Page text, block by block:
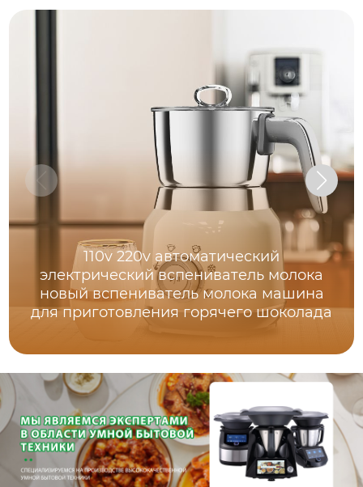
110v 220v автоматический
электрический вспениватель молока
новый вспениватель молока машина
для приготовления горячего шоколада